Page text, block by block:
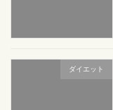
ダイエット